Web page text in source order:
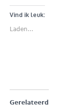
Twitter
in
Vind ik leuk:
Laden...
Gerelateerd